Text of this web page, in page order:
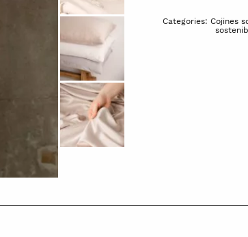
Categories: Cojines